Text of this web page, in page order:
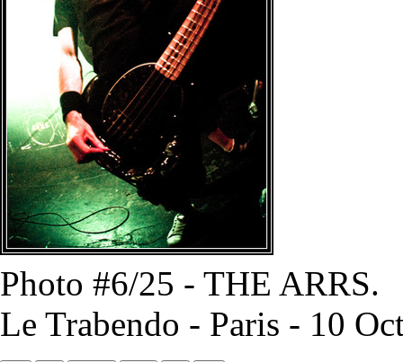
Photo #6/25 - THE ARRS.
Le Trabendo - Paris - 10